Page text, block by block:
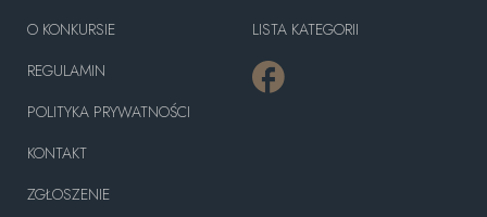
O KONKURSIE
REGULAMIN
POLITYKA PRYWATNOŚCI
KONTAKT
ZGŁOSZENIE
LISTA KATEGORII